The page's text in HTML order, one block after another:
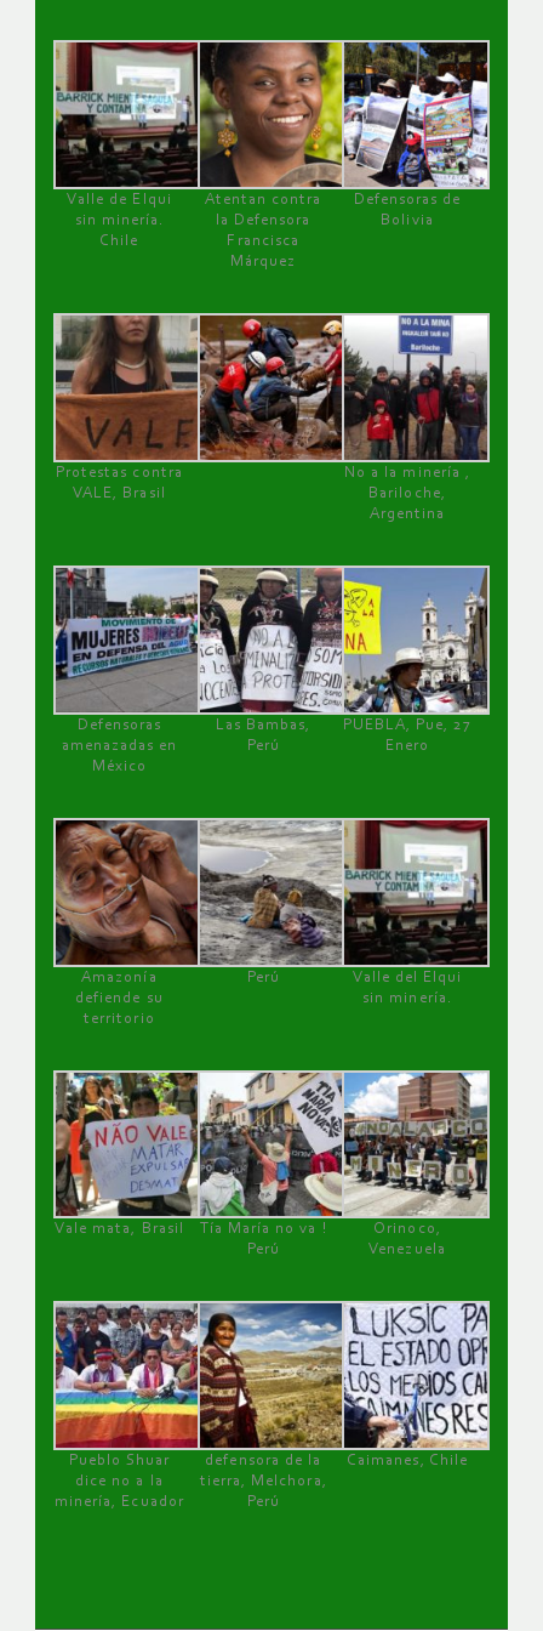
Valle de Elqui
sin minería.
Chile
Atentan contra
la Defensora
Francisca
Márquez
Defensoras de
Bolivia
Protestas contra
VALE, Brasil
No a la minería ,
Bariloche,
Argentina
Defensoras
amenazadas en
México
Las Bambas,
Perú
PUEBLA, Pue, 27
Enero
Amazonía
defiende su
territorio
Perú
Valle del Elqui
sin minería.
Vale mata, Brasil
Tía María no va !
Perú
Orinoco,
Venezuela
Pueblo Shuar
dice no a la
minería, Ecuador
defensora de la
tierra, Melchora,
Perú
Caimanes, Chile